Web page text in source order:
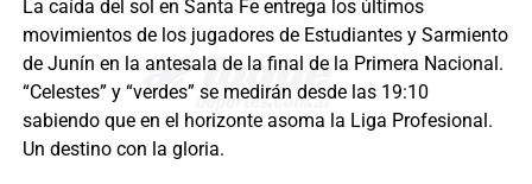
La caída del sol en Santa Fe entrega los últimos
movimientos de los jugadores de Estudiantes y Sarmiento
de Junín en la antesala de la final de la Primera Nacional.
“Celestes” y “verdes” se medirán desde las 19:10
sabiendo que en el horizonte asoma la Liga Profesional.
Un destino con la gloria.